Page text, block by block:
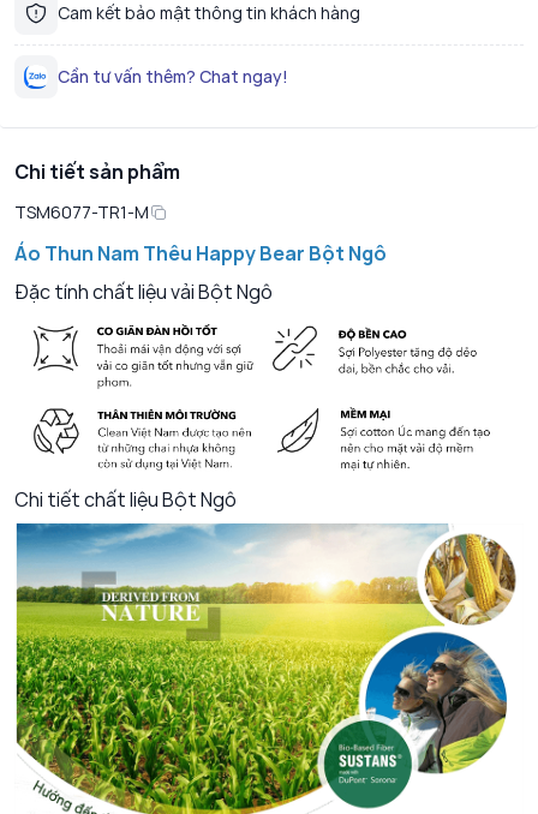
Cam kết bảo mật thông tin khách hàng
Cần tư vấn thêm? Chat ngay!
Chi tiết sản phẩm
TSM6077-TR1-M
Áo Thun Nam Thêu Happy Bear Bột Ngô
Đặc tính chất liệu vải Bột Ngô
Chi tiết chất liệu Bột Ngô